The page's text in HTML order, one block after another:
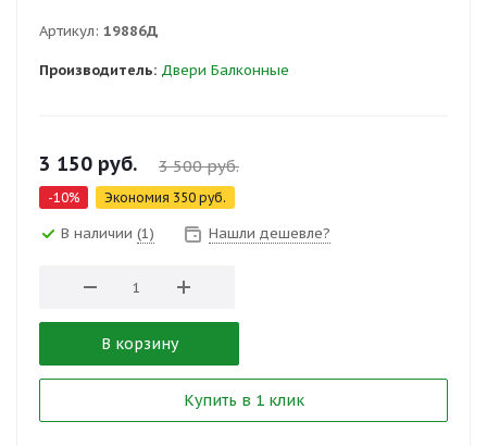
Артикул: 19886Д
Производитель: Двери Балконные
3 150 руб. 3 500руб.
-10% Экономия 350 руб.
В наличии (1) Нашли дешевле?
В корзину
Купить в 1 клик